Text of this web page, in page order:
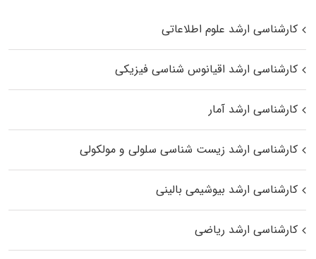
کارشناسی ارشد علوم اطلاعاتی
کارشناسی ارشد اقیانوس‌ شناسی فیزیکی
کارشناسی ارشد آمار
کارشناسی ارشد زیست شناسی سلولی و مولکولی
کارشناسی ارشد بیوشیمی بالینی
کارشناسی ارشد ریاضی